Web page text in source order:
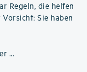
Regeln, die helfen
Sie haben
...